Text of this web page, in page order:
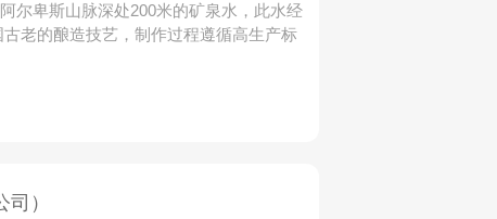
尔卑斯山脉深处200米的矿泉水，此水经
老的酿造技艺，制作过程遵循高生产标
）